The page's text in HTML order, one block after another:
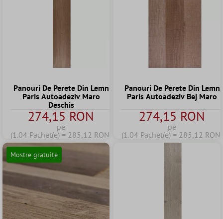
Panouri De Perete Din Lemn
Paris Autoadeziv Maro
Deschis
274,15 RON
pe
(1.04 Pachet(e) = 285,12 RON)
Panouri De Perete Din Lemn
Paris Autoadeziv Bej Maro
274,15 RON
pe
(1.04 Pachet(e) = 285,12 RON)
Mostre gratuite